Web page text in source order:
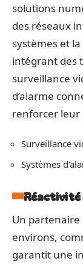
solutions
des réseaux
systèmes et
intégrant des
surveillance
d’alarme
renforcer leur
Surveillance
Systèmes
Réactivité
Un partenaire
environs,
garantit une